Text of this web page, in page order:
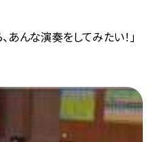
あんな演奏をしてみたい！」